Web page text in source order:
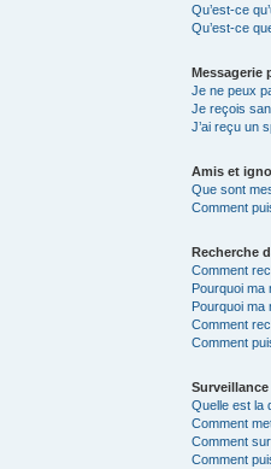
Qu’est-ce
Qu’est-ce
Messagerie
Je ne peux
Je reçois
J’ai reçu un
Amis et
Que sont
Comment
Recherche
Comment
Pourquoi ma
Pourquoi ma
Comment
Comment
Quelle est la
Comment
Comment
Comment